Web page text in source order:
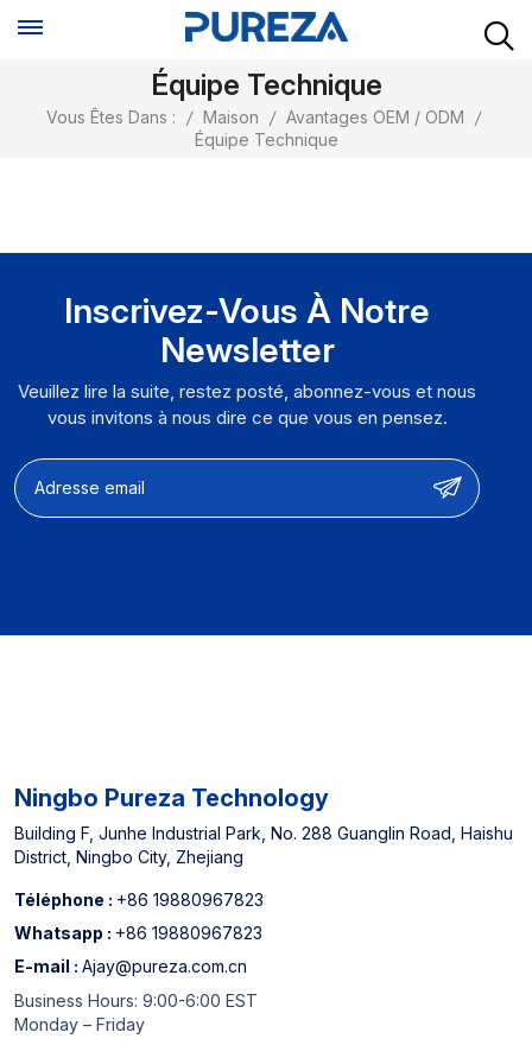
Équipe Technique
Vous Êtes Dans : / Maison / Avantages OEM / ODM
/
Équipe Technique
Inscrivez-Vous À Notre
Newsletter
Veuillez lire la suite, restez posté, abonnez-vous et nous
vous invitons à nous dire ce que vous en pensez.
Ningbo Pureza Technology
Building F, Junhe Industrial Park, No. 288 Guanglin Road, Haishu
District, Ningbo City, Zhejiang
Téléphone : +86 19880967823
Whatsapp : +86 19880967823
E-mail : Ajay@pureza.com.cn
Business Hours: 9:00-6:00 EST
Monday – Friday